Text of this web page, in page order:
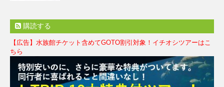
購読する
【広告】水族館チケット含めてGOTO割引対象！イチオシツアーはこ
ちら